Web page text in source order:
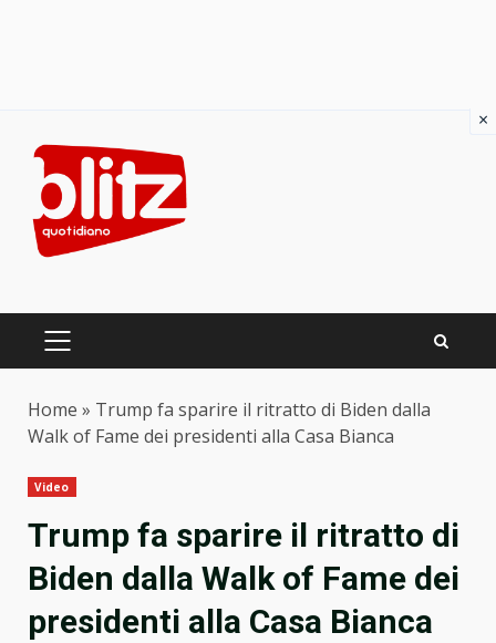
content
PRIMARY
Home » Trump fa sparire il ritratto di Biden dalla
Walk of Fame dei presidenti alla Casa Bianca
Video
Trump fa sparire il ritratto di
Biden dalla Walk of Fame dei
presidenti alla Casa Bianca
×